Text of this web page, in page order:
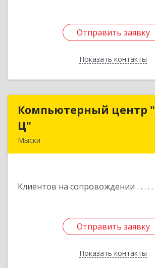
Отправить заявку
Показать контакты
Отправить заявку
Назад
Компьютерный центр
Ц"
Мыски
Клиентов на сопровождении
Отправить заявку
Показать контакты
Компьютерный центр
Отправить заявку
Назад